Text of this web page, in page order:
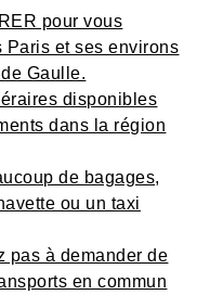
pour vous
Paris et ses environs
Gaulle.
disponibles
dans la région
de bagages,
ou un taxi
pas à demander de
en commun